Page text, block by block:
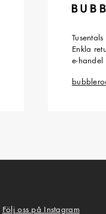
Enkla
e-
Följ oss på Instagram